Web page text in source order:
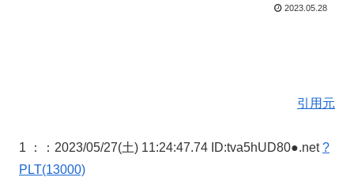
2023.05.28
引用元
1 ： ：2023/05/27(土) 11:24:47.74 ID:tva5hUD80●.net?
PLT(13000)